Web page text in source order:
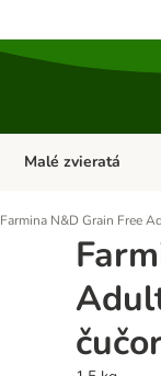
Otvoriť menu: Mačky
Malé zvieratá
Farmina N&D Grain Free